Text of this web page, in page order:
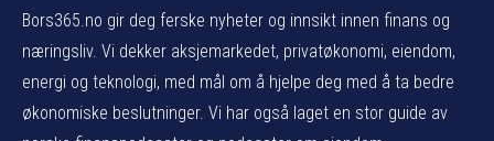
Bors365.no gir deg ferske nyheter og innsikt innen finans og
næringsliv. Vi dekker aksjemarkedet, privatøkonomi, eiendom,
energi og teknologi, med mål om å hjelpe deg med å ta bedre
økonomiske beslutninger. Vi har også laget en stor guide av